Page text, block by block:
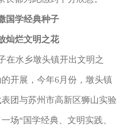
国学经典种子
灿烂文明之花
在水乡墩头镇开出文明之
开展，今年6月份，墩头镇
团与苏州市高新区狮山实验
场“国学经典、文明实践、